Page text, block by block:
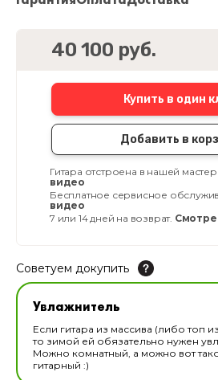
40 100 руб.
Купить в один
Добавить в
Гитара отстроена в нашей
видео
Бесплатное сервисное
видео
7 или 14 дней на возврат.
Советуем докупить
Увлажнитель для
В наличии
Увлажнитель
Если гитара из массива (либо топ
то зимой ей обязательно нужен
Можно комнатный, а можно вот
гитарный :)